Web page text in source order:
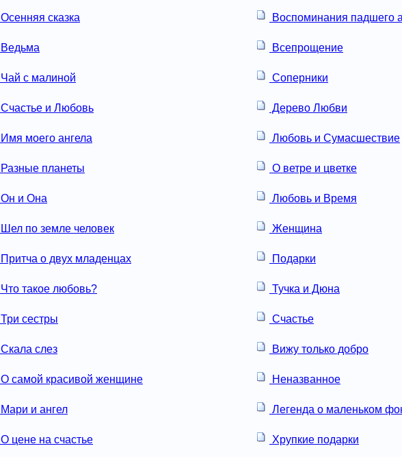
Осенняя сказка Воспоминания падшего
Ведьма Всепрощение
Чай с малиной Соперники
Счастье и Любовь Дерево Любви
Имя моего ангела Любовь и Сумасшествие
Разные планеты О ветре и цветке
Он и Она Любовь и Время
Шел по земле человек Женщина
Притча о двух младенцах Подарки
Что такое любовь? Тучка и Дюна
Три сестры Счастье
Скала слез Вижу только добро
О самой красивой женщине Неназванное
Мари и ангел Легенда о маленьком
О цене на счастье Хрупкие подарки